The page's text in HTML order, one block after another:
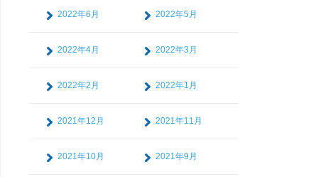
2022年6月 2022年5月
2022年4月 2022年3月
2022年2月 2022年1月
2021年12月 2021年11月
2021年10月 2021年9月